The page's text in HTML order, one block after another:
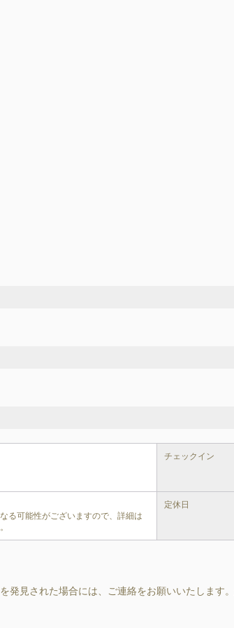
チェックイン
る可能性がございますので、詳細は
定休日
発見された場合には、ご連絡をお願いいたします。